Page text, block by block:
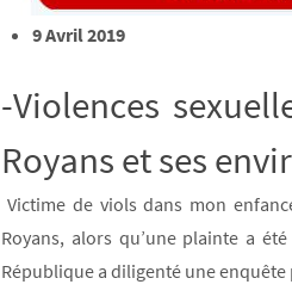
9 Avril 2019
-Violences
Royans et ses
Victime de viols dans mon
Royans, alors qu’une plainte a
République a diligenté une